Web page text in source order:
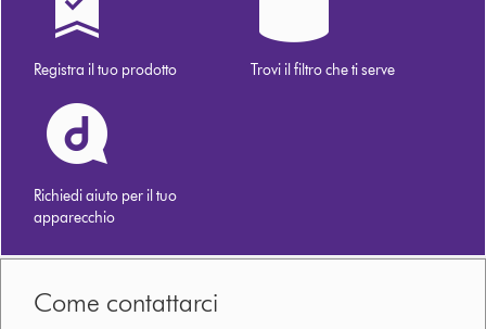
Registra il tuo prodotto Trovi il filtro che ti serve
Richiedi aiuto per il tuo
apparecchio
Come contattarci